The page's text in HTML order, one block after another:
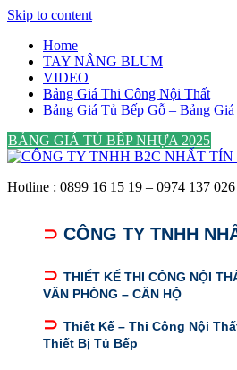
Skip to content
Home
TAY NÂNG BLUM
VIDEO
Bảng Giá Thi Công Nội Thất
Bảng Giá Tủ Bếp Gỗ – Bảng
BẢNG GIÁ TỦ BẾP NHỰA 2025
Hotline : 0899 16 15 19 – 0974 137 026
⊃ CÔNG TY TNHH
⊃ THIẾT KẾ THI CÔNG NỘI
VĂN PHÒNG – CĂN HỘ
⊃ Thiết Kế – Thi Công Nội
Thiết Bị Tủ Bếp